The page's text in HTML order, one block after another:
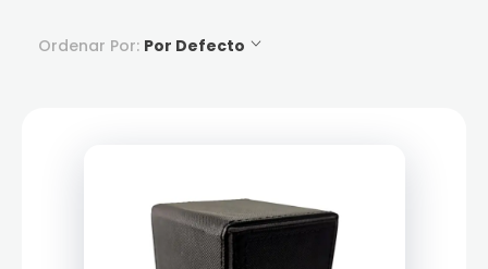
Ordenar Por: Por Defecto